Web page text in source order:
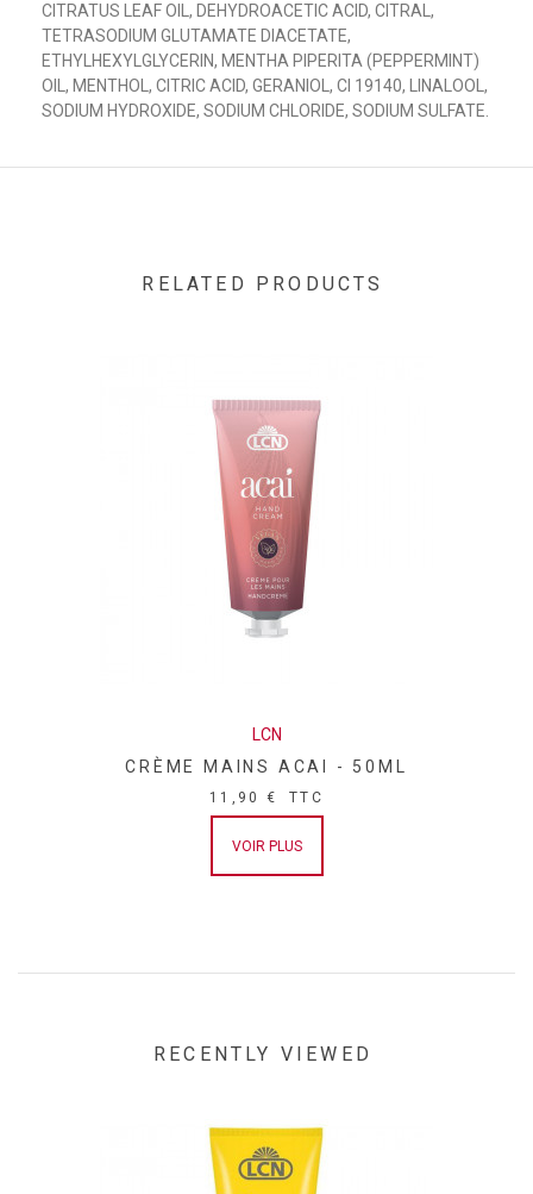
CITRATUS LEAF OIL, DEHYDROACETIC ACID, CITRAL,
TETRASODIUM GLUTAMATE DIACETATE,
ETHYLHEXYLGLYCERIN, MENTHA PIPERITA (PEPPERMINT)
OIL, MENTHOL, CITRIC ACID, GERANIOL, CI 19140, LINALOOL,
SODIUM HYDROXIDE, SODIUM CHLORIDE, SODIUM SULFATE.
RELATED PRODUCTS
LCN
CRÈME MAINS ACAI - 50ML
11,90 € TTC
VOIR PLUS
RECENTLY VIEWED